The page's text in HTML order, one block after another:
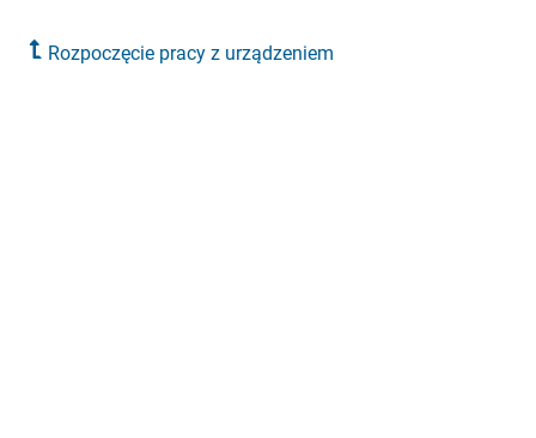
Rozpoczęcie pracy z urządzeniem